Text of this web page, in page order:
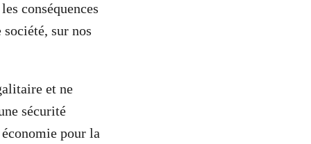
conséquences
sur nos
et ne
sécurité
pour la